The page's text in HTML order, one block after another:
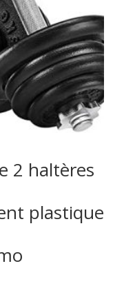
2 haltères
plastique